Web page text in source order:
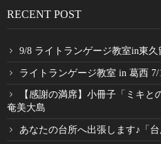
RECENT POST
9/8 ライトランゲージ教室in東久
ライトランゲージ教室 in 葛西
【感謝の満席】小冊子「ミキ
奄美大島
あなたの台所へ出張します♪「台